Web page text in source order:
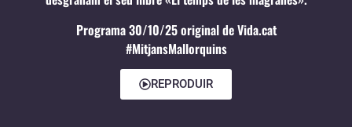
Programa 30/10/25 original de Vida.cat
#MitjansMallorquins
REPRODUIR